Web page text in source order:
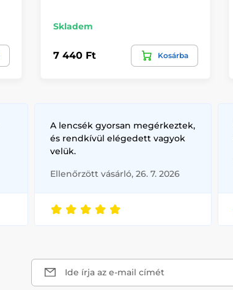
Skladem
7 440 Ft Kosárba
A lencsék gyorsan megérkeztek,
és rendkívül elégedett vagyok
velük.
Ellenőrzött vásárló, 26. 7. 2026
Ide írja az e-mail címét